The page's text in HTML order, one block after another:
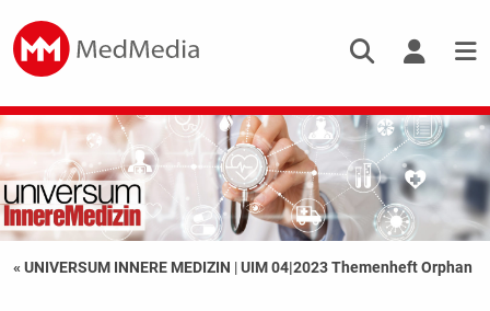
« UNIVERSUM INNERE MEDIZIN |UIM 04|2023 Themenheft Orphan